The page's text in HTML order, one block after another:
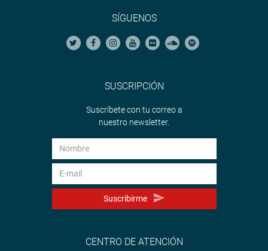
SÍGUENOS
SUSCRIPCIÓN
Suscríbete con tu correo a
nuestro newsletter.
Suscribirme
CENTRO DE ATENCIÓN